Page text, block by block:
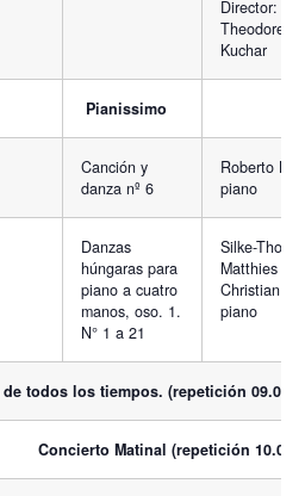
Director:
Theodore
Kuchar
Pianissimo
Canción y
danza nº 6
Roberto
piano
Danzas
húngaras para
piano a cuatro
manos, oso. 1.
N° 1 a 21
Silke-Thora
Matthies y
Christian
piano
todos los tiempos. (repetición 09.00
Concierto Matinal (repetición 10.00